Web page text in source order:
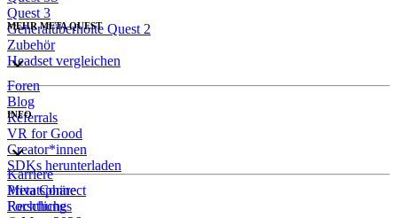
Quest 3
Generalüberholte Quest 2
Zubehör
Headset vergleichen
MEHR META QUEST
Foren
Blog
Referrals
VR for Good
Creator*innen
SDKs herunterladen
INFO
Karriere
Meta Connect
Forschung
Privatsphäre
Rechtliches